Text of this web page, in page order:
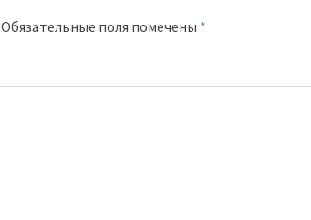
Обязательные поля помечены *